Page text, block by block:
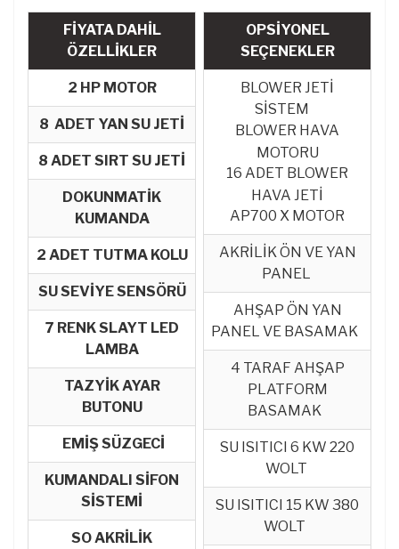
FİYATA DAHİL
ÖZELLİKLER
2 HP MOTOR
8 ADET YAN SU JETİ
8 ADET SIRT SU JETİ
DOKUNMATİK
KUMANDA
2 ADET TUTMA KOLU
SU SEVİYE SENSÖRÜ
7 RENK SLAYT LED
LAMBA
TAZYİK AYAR
BUTONU
EMİŞ SÜZGECİ
KUMANDALI SİFON
SİSTEMİ
SO AKRİLİK
OPSİYONEL
SEÇENEKLER
BLOWER JETİ
SİSTEM
BLOWER HAVA
MOTORU
16 ADET BLOWER
HAVA JETİ
AP700 X MOTOR
AKRİLİK ÖN VE YAN
PANEL
AHŞAP ÖN YAN
PANEL VE BASAMAK
4 TARAF AHŞAP
PLATFORM
BASAMAK
SU ISITICI 6 KW 220
WOLT
SU ISITICI 15 KW 380
WOLT